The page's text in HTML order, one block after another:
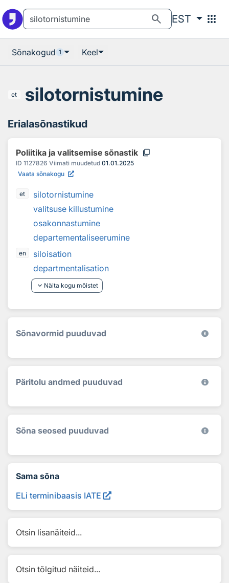
search EST apps
Sõnakogud 1 Keel
et silotornistumine
Erialasõnastikud
Poliitika ja valitsemise sõnastik content_copy
ID 1127826 Viimati muudetud 01.01.2025
Vaata sõnakogu
et
silotornistumine
valitsuse killustumine
osakonnastumine
departementaliseerumine
en
siloisation
departmentalisation
keyboard_arrow_down Näita kogu mõistet
Sõnavormid puuduvad
Päritolu andmed puuduvad
Sõna seosed puuduvad
Sama sõna
ELi terminibaasis IATE
Otsin lisanäiteid...
Otsin tõlgitud näiteid...